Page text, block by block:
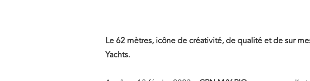
Le 62 mètres, icône de créativité, de qualité et de sur
Yachts.